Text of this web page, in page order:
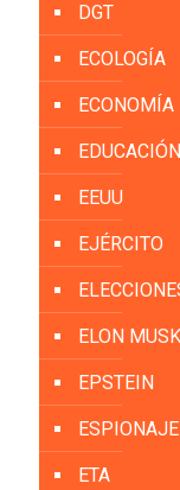
DGT
ECOLOGÍA
ECONOMÍA
EDUCACIÓN
EEUU
EJÉRCITO
ELON MUSK
EPSTEIN
ESPIONAJE
ETA